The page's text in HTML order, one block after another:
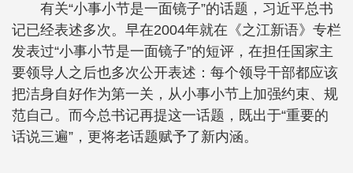
有关“小事小节是一面镜子”的话题，习近平总书
记已经表述多次。早在2004年就在《之江新语》专栏
发表过“小事小节是一面镜子”的短评，在担任国家主
要领导人之后也多次公开表述：每个领导干部都应该
把洁身自好作为第一关，从小事小节上加强约束、规
范自己。而今总书记再提这一话题，既出于“重要的
话说三遍”，更将老话题赋予了新内涵。